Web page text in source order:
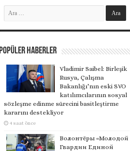
Haberler
Vladimir Saibel: Birleşik
Rusya, Çalışma
Bakanlığı’nın eski SVO
katılımcılarının sosyal
sözleşme edinme sürecini basitleştirme
kararını destekliyor
4 saat önce
Волонтёры «Молодой
Гвардии Единой